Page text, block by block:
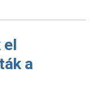
el
a